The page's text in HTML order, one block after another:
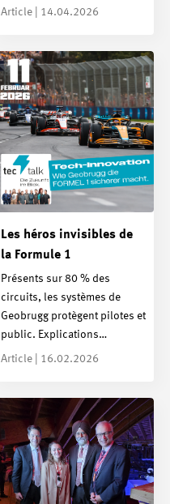
Article | 14.04.2026
Les héros invisibles de
la Formule 1
Présents sur 80 % des
circuits, les systèmes de
Geobrugg protègent pilotes et
public. Explications…
Article | 16.02.2026